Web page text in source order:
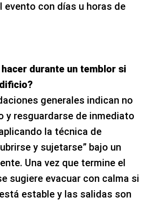
evento con días u horas de
hacer durante un temblor si
generales indican no
y resguardarse de inmediato
la técnica de
y sujetarse” bajo un
Una vez que termine el
sugiere evacuar con calma si
estable y las salidas son